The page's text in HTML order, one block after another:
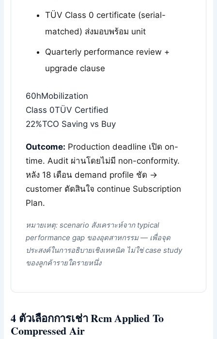
TÜV Class 0 certificate (serial-
matched) ส่งมอบพร้อม unit
Quarterly performance review +
upgrade clause
60hMobilization
Class 0TÜV Certified
22%TCO Saving vs Buy
Outcome: Production deadline เปิด on-
time. Audit ผ่านโดยไม่มี non-conformity.
หลัง 18 เดือน demand profile ชัด →
customer ตัดสินใจ continue Subscription
Plan.
หมายเหตุ: scenario สังเคราะห์จาก typical
performance gap ของอุตสาหกรรม — เพื่อจุด
ประสงค์ในการอธิบายเชิงเทคนิค ไม่ใช่ case study
ของลูกค้ารายใดรายหนึ่ง
4 ตัวเลือกการเช่า Rcm Applied To
Compressed Air